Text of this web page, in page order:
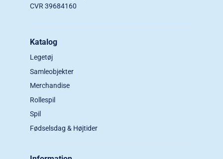
CVR 39684160
Katalog
Legetøj
Samleobjekter
Merchandise
Rollespil
Spil
Fødselsdag & Højtider